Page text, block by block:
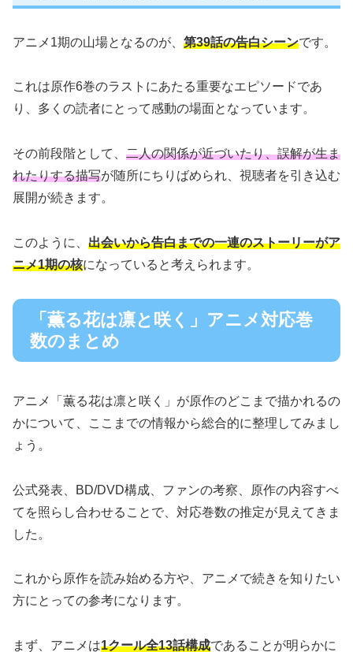
アニメ1期の山場となるのが、 第39話の告白シーンです。
これは原作6巻のラストにあたる重要なエピソードであ
り、多くの読者にとって感動の場面となっています。
その前段階として、 二人の関係が近づいたり、誤解が生ま
れたりする描写が随所にちりばめられ、視聴者を引き込む
展開が続きます。
このように、 出会いから告白までの一連のストーリーがア
ニメ1期の核になっていると考えられます。
「薫る花は凛と咲く」アニメ対応巻
数のまとめ
アニメ「薫る花は凛と咲く」が原作のどこまで描かれるの
かについて、ここまでの情報から総合的に整理してみまし
ょう。
公式発表、BD/DVD構成、ファンの考察、原作の内容すべ
てを照らし合わせることで、対応巻数の推定が見えてきま
した。
これから原作を読み始める方や、アニメで続きを知りたい
方にとっての参考になります。
まず、アニメは1クール全13話構成であることが明らかに